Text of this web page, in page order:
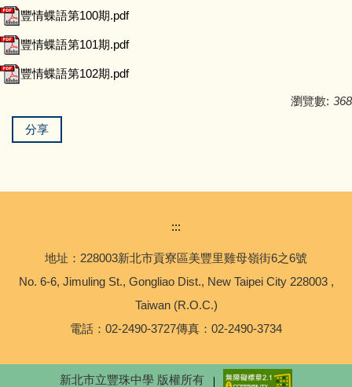
藝術家駐校計畫
豐情蝶語第100期.pdf
豐情蝶語第101期.pdf
豐情蝶語第102期.pdf
瀏覽數: 368
分享
:::
地址：228003新北市貢寮區美豐里雞母嶺街6之6號
No. 6-6, Jimuling St., Gongliao Dist., New Taipei City 228003 ,
Taiwan (R.O.C.)
電話：02-2490-3727傳真：02-2490-3734
新北市立豐珠中學 版權所有